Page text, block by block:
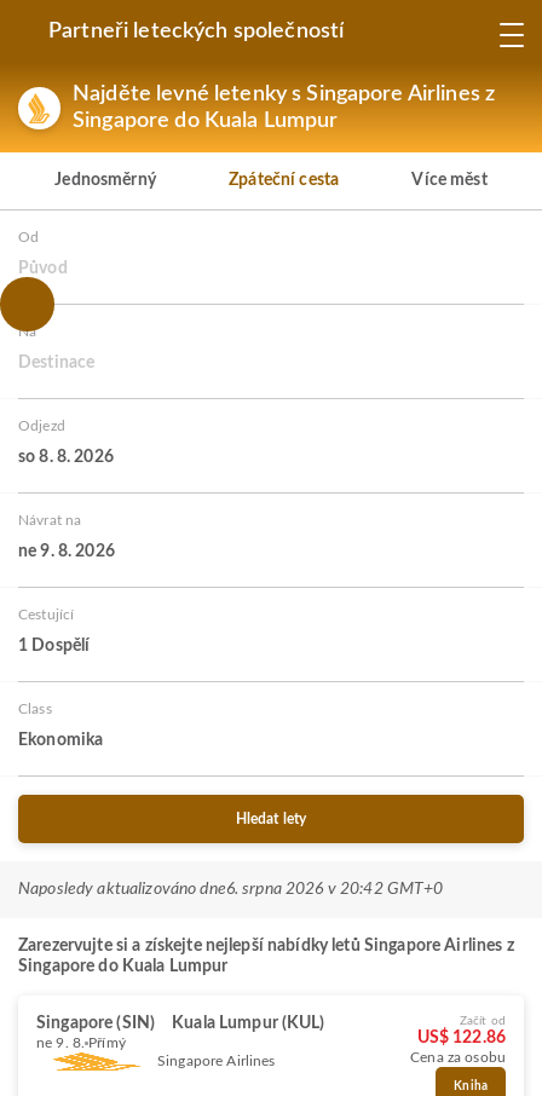
Partneři leteckých společností
Najděte levné letenky s Singapore Airlines z
Singapore do Kuala Lumpur
Jednosměrný Zpáteční cesta Více měst
Od
Původ
Na
Destinace
Odjezd
so 8. 8. 2026
Návrat na
ne 9. 8. 2026
Cestující
1 Dospělí
Class
Ekonomika
Hledat lety
Naposledy aktualizováno dne6. srpna 2026 v 20:42 GMT+0
Zarezervujte si a získejte nejlepší nabídky letů Singapore Airlines z
Singapore do Kuala Lumpur
Singapore (SIN) Kuala Lumpur (KUL)
ne 9. 8. Přímý
Singapore Airlines
Začít od
US$ 122.86
Cena za osobu
Kniha